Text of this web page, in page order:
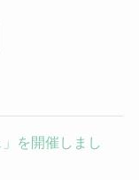
を開催しまし